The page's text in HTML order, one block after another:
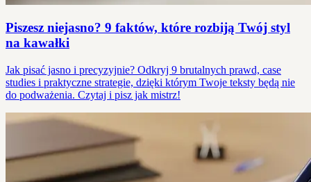
Piszesz niejasno? 9 faktów, które rozbiją Twój styl
na kawałki
Jak pisać jasno i precyzyjnie? Odkryj 9 brutalnych prawd, case
studies i praktyczne strategie, dzięki którym Twoje teksty będą nie
do podważenia. Czytaj i pisz jak mistrz!